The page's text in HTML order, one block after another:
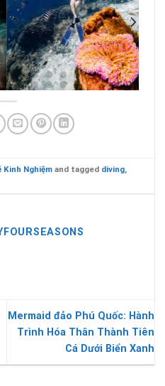
Kinh Nghiệm and tagged diving,
Mermaid đảo Phú Quốc: Hành
Trình Hóa Thân Thành Tiên
Cá Dưới Biển Xanh